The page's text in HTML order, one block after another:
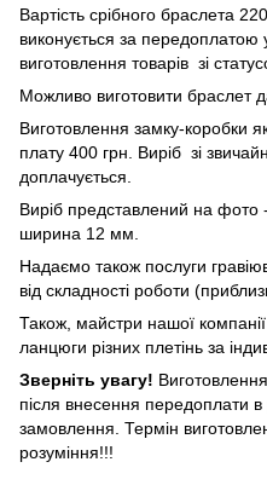
Вартість срібного браслета
виконується за передоплатою
виготовлення товарів зі
Можливо виготовити браслет
Виготовлення замку-коробки
плату 400 грн. Виріб зі
доплачується.
Виріб представлений на
ширина 12 мм.
Надаємо також послуги
від складності роботи
Також, майстри нашої
ланцюги різних плетінь за
Зверніть увагу!
після внесення передоплати в
замовлення. Термін
розуміння!!!